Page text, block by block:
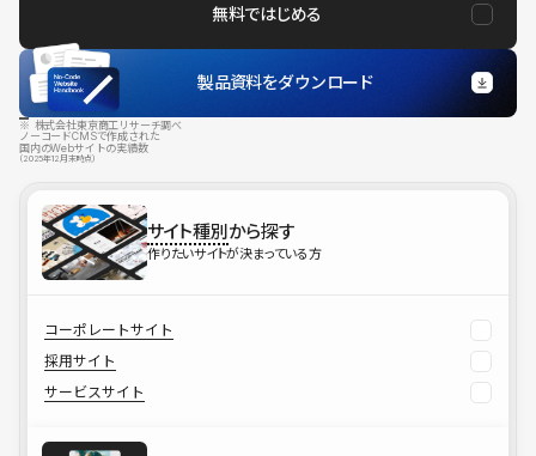
無料ではじめる
製品資料をダウンロード
※ 株式会社東京商工リサーチ調べ
ノーコードCMSで作成された
国内のWebサイトの実績数
（2025年12月末時点）
サイト種別から探す
作りたいサイトが決まっている方
コーポレートサイト
採用サイト
サービスサイト